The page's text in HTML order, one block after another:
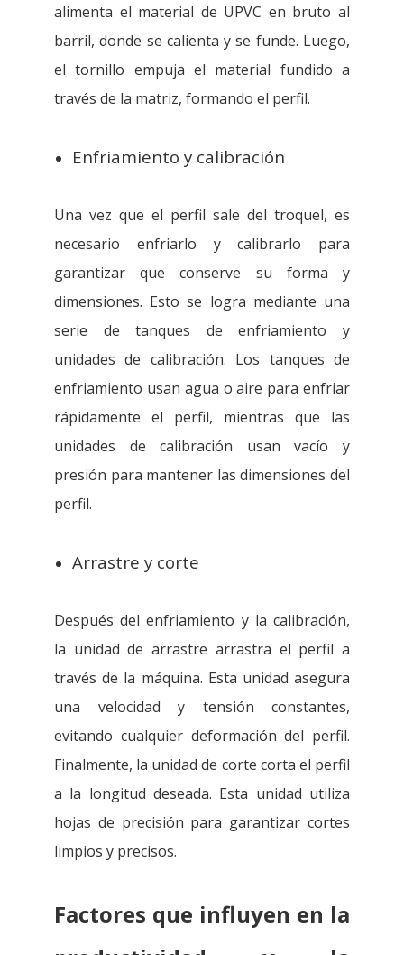
alimenta el material de UPVC en bruto al
barril, donde se calienta y se funde. Luego,
el tornillo empuja el material fundido a
través de la matriz, formando el perfil.
Enfriamiento y calibración
Una vez que el perfil sale del troquel, es
necesario enfriarlo y calibrarlo para
garantizar que conserve su forma y
dimensiones. Esto se logra mediante una
serie de tanques de enfriamiento y
unidades de calibración. Los tanques de
enfriamiento usan agua o aire para enfriar
rápidamente el perfil, mientras que las
unidades de calibración usan vacío y
presión para mantener las dimensiones del
perfil.
Arrastre y corte
Después del enfriamiento y la calibración,
la unidad de arrastre arrastra el perfil a
través de la máquina. Esta unidad asegura
una velocidad y tensión constantes,
evitando cualquier deformación del perfil.
Finalmente, la unidad de corte corta el perfil
a la longitud deseada. Esta unidad utiliza
hojas de precisión para garantizar cortes
limpios y precisos.
Factores que influyen en la